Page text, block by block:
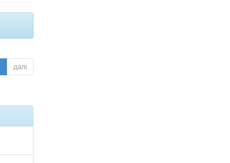
далі